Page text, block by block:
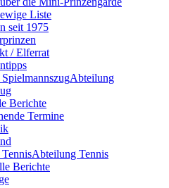
ewige Liste
seit 1975
/ Elferrat
Abteilung
Berichte
Termine
Abteilung Tennis
Berichte